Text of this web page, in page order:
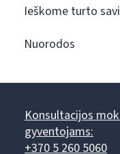
Ieškome turto
Nuorodos
Konsultacijos
gyventojams:
+370 5 260 5060